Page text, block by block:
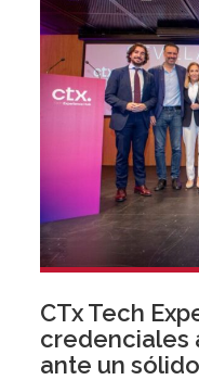
CTx Tech
credenciales
ante un